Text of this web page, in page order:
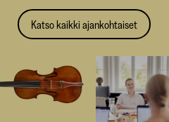
Katso kaikki ajankohtaiset